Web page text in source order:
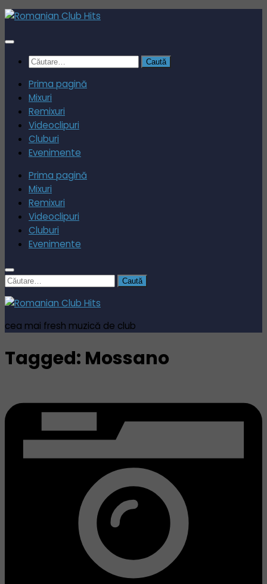
Skip
content
Caută
Prima pagină
Mixuri
Remixuri
Videoclipuri
Cluburi
Evenimente
Prima pagină
Mixuri
Remixuri
Videoclipuri
Cluburi
Evenimente
Caută
după:
cea mai fresh muzică de club
Tagged: Mossano